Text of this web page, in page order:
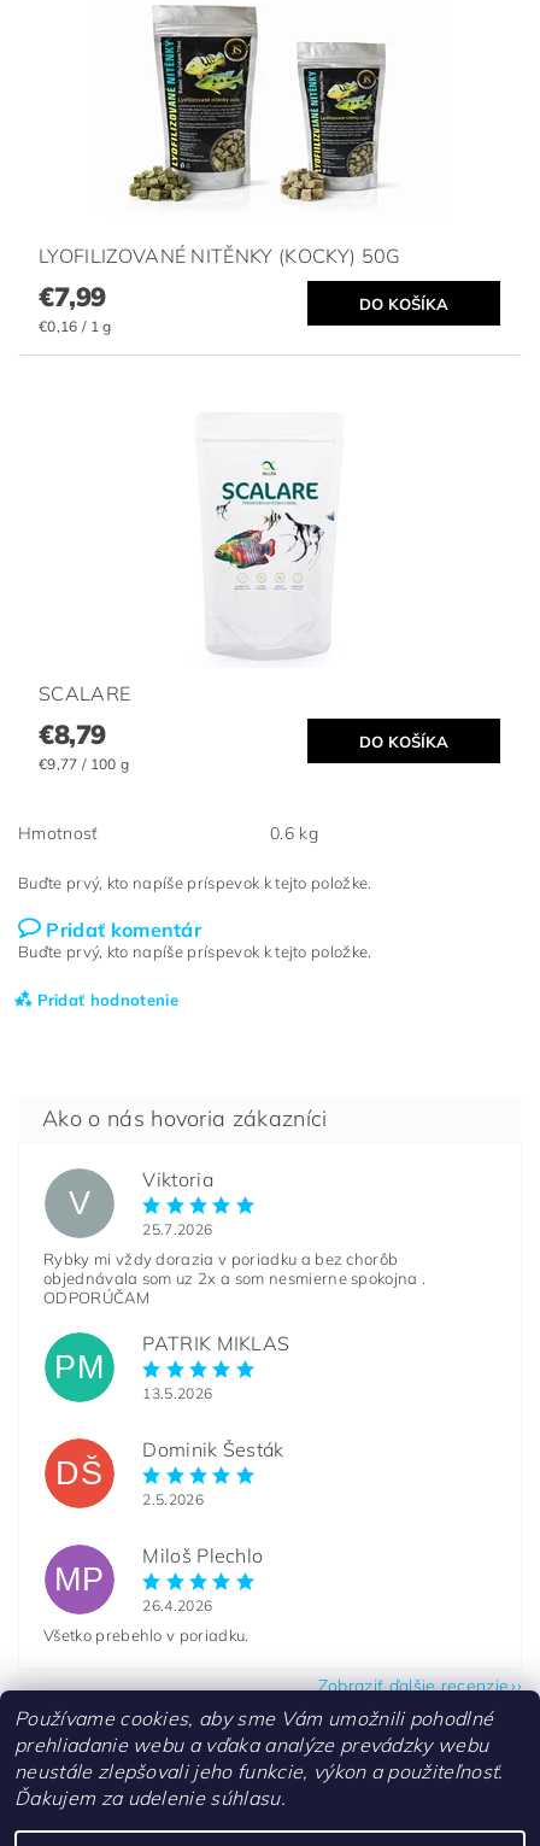
LYOFILIZOVANÉ NITĚNKY (KOCKY) 50G
€7,99
€0,16 / 1 g
SCALARE
€8,79
€9,77 / 100 g
Hmotnosť 0.6 kg
Buďte prvý, kto napíše príspevok k tejto položke.
Pridať komentár
Buďte prvý, kto napíše príspevok k tejto položke.
Pridať hodnotenie
V
Viktoria
25.7.2026
Rybky mi vždy dorazia v poriadku a bez chorôb
objednávala som uz 2x a som nesmierne spokojna .
ODPORÚČAM
PM
PATRIK MIKLAS
13.5.2026
DŠ
Dominik Šesták
2.5.2026
MP
Miloš Plechlo
26.4.2026
Všetko prebehlo v poriadku.
Zobraziť ďalšie recenzie
Kontakty
Používame cookies, aby sme Vám umožnili pohodlné
prehliadanie webu a vďaka analýze prevádzky webu
neustále zlepšovali jeho funkcie, výkon a použiteľnosť.
Ďakujem za udelenie súhlasu.